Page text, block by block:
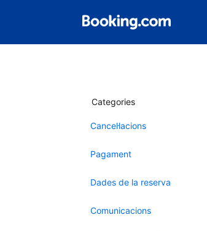
Categories
Cancel·lacions
Pagament
Dades de la reserva
Comunicacions